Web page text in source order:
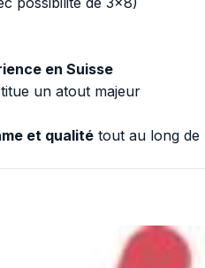
en Suisse
un atout majeur
et qualité tout au long de